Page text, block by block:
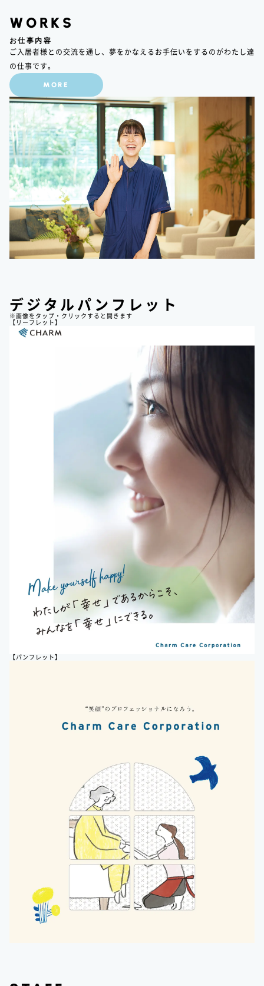
WORKS
お仕事内容
ご入居者様との交流を通し、夢をかなえるお手伝いをするのがわたし達
の仕事です。
MORE
デジタルパンフレット
※画像をタップ・クリックすると開きます
【リーフレット】
【パンフレット】